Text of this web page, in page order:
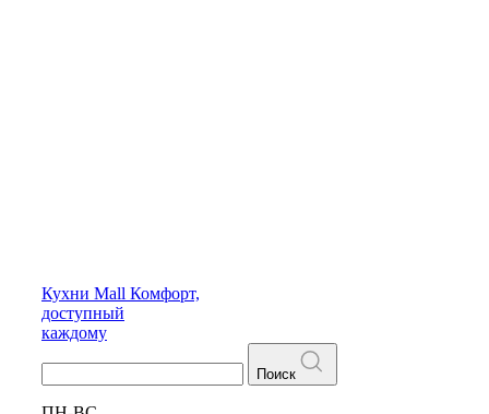
Кухни Mall Комфорт,
доступный
каждому
Поиск